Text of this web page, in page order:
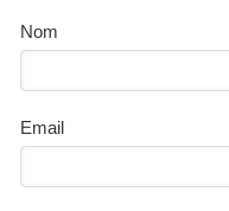
Nom
Email